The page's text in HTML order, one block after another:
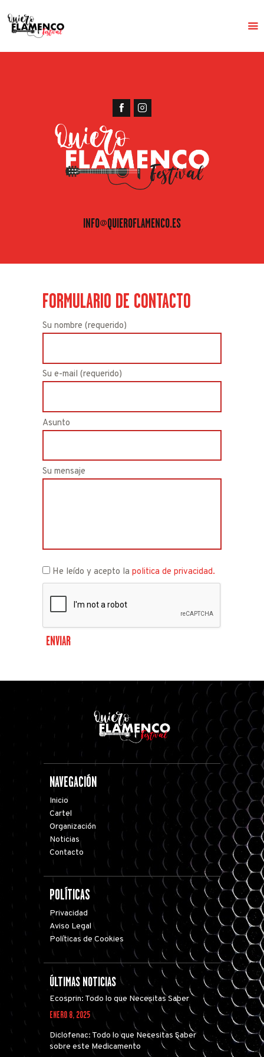
NOTICIAS
CONTACTO
INFO@QUIEROFLAMENCO.ES
FORMULARIO DE CONTACTO
Su nombre (requerido)
Su e-mail (requerido)
Asunto
Su mensaje
He leído y acepto la politica de privacidad.
NAVEGACIÓN
Inicio
Cartel
Organización
Noticias
Contacto
POLÍTICAS
Privacidad
Aviso Legal
Políticas de Cookies
ÚLTIMAS NOTICIAS
Ecosprin: Todo lo que Necesitas Saber
ENERO 8, 2025
Diclofenac: Todo lo que Necesitas Saber
sobre este Medicamento